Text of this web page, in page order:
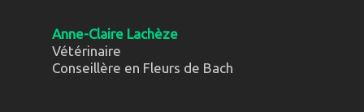
Anne-Claire Lachèze
Vétérinaire
Conseillère en Fleurs de Bach